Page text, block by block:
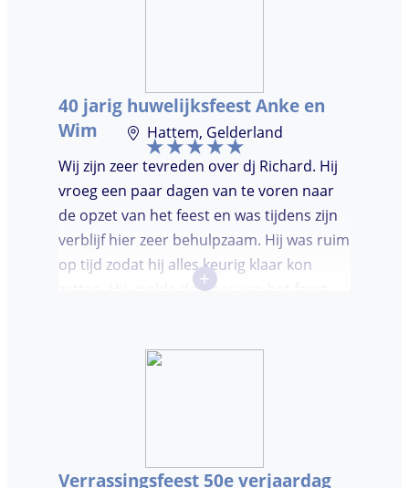
moest worden. Er was de mogelijkheid om
verzoeknummers aan te vragen.
40 jarig huwelijksfeest Anke en
Wim
Hattem, Gelderland
Wij zijn zeer tevreden over dj Richard. Hij
vroeg een paar dagen van te voren naar
de opzet van het feest en was tijdens zijn
verblijf hier zeer behulpzaam. Hij was ruim
op tijd zodat hij alles keurig klaar kon
zetten. Hij voelde de sfeer van het feest
doorpraatte. Het was heel leuk dat er
+
Verrassingsfeest 50e verjaardag